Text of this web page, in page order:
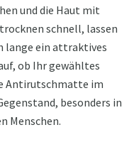
und die Haut mit
schnell, lassen
lange ein attraktives
ob Ihr gewähltes
Antirutschmatte im
besonders in
Menschen.